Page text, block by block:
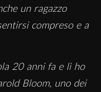
un ragazzo
compreso e a
20 anni fa e lì ho
Bloom, uno dei